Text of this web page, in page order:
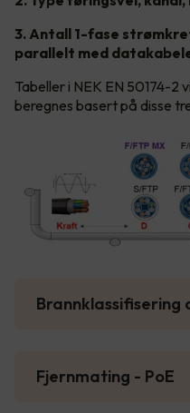
3. Antall 1-fase
parallelt med
Tabeller i NEK EN 50174-2
beregnes basert på disse
Brannklassifisering
Fjernmating - PoE